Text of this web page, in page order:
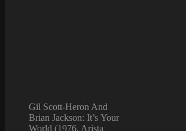
Gil Scott-Heron And
Brian Jackson: It’s Your
World (1976, Arista